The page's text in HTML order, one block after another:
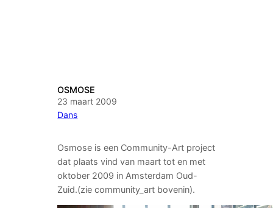
OSMOSE
23 maart 2009
Dans
Osmose is een Community-Art project
dat plaats vind van maart tot en met
oktober 2009 in Amsterdam Oud-
Zuid.(zie community_art bovenin).